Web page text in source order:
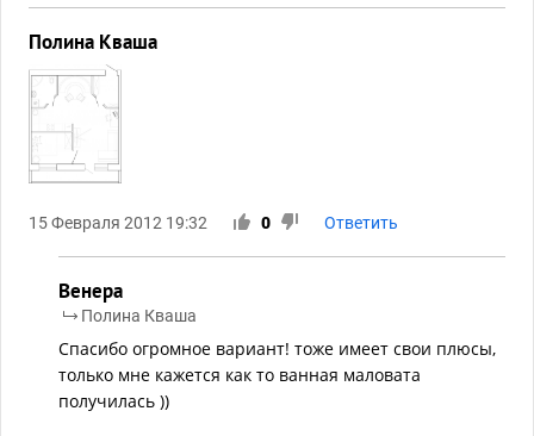
Полина Кваша
15 Февраля 2012 19:32 0 Ответить
Венера
Полина Кваша
Спасибо огромное вариант! тоже имеет свои плюсы,
только мне кажется как то ванная маловата
получилась ))